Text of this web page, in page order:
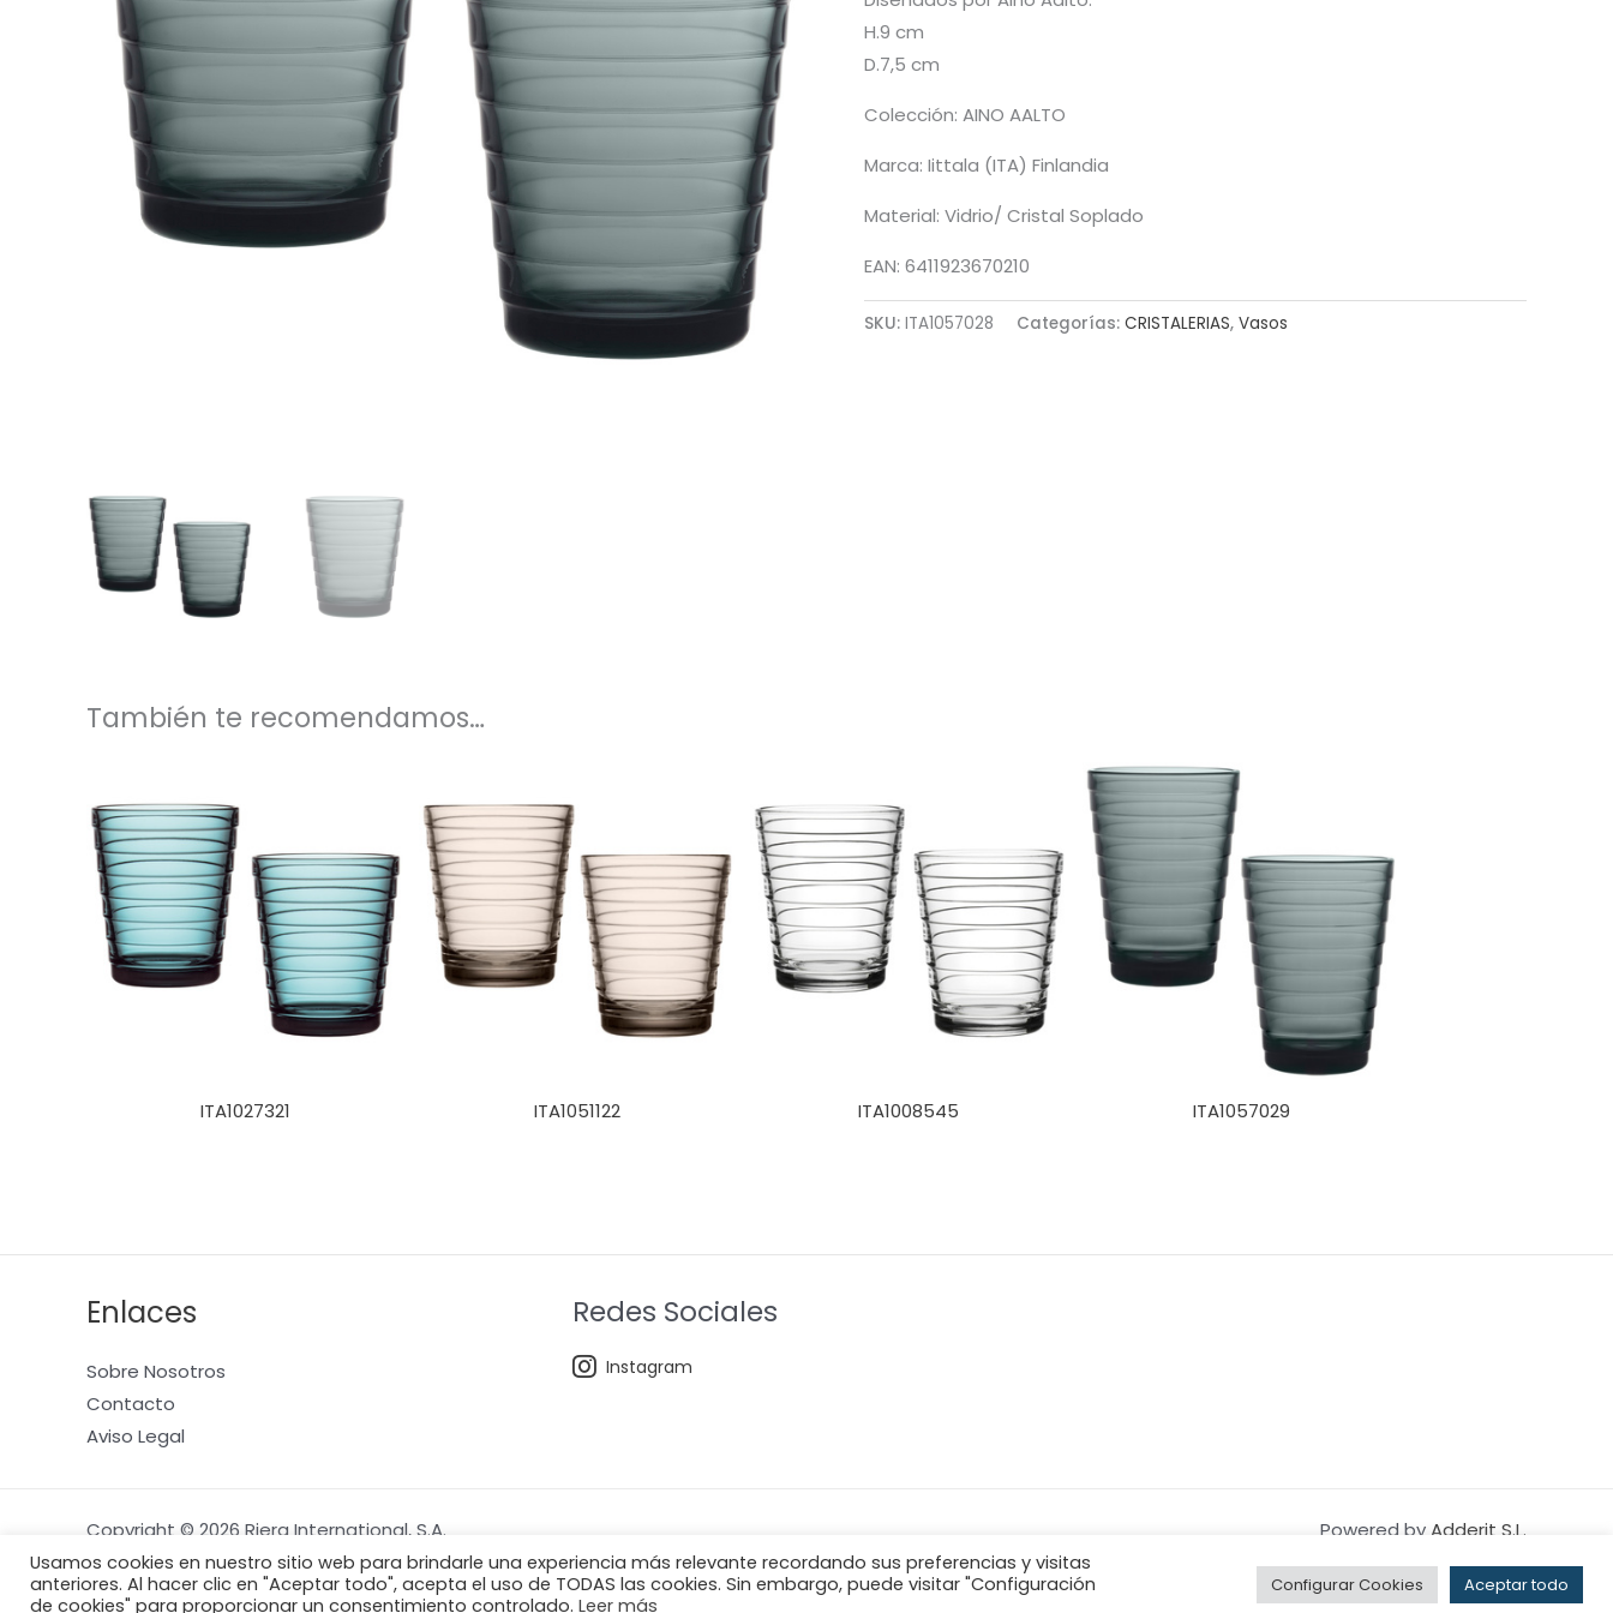
H.9 cm
D.7,5 cm
Colección: AINO AALTO
Marca: Iittala (ITA) Finlandia
Material: Vidrio/ Cristal Soplado
EAN: 6411923670210
SKU: ITA1057028 Categorías: CRISTALERIAS, Vasos
También te recomendamos…
ITA1027321 ITA1051122 ITA1008545 ITA1057029
Enlaces
Sobre Nosotros
Contacto
Aviso Legal
Redes Sociales
Instagram
Copyright © 2026 Riera International, S.A. Powered by Adderit S.L.
Usamos cookies en nuestro sitio web para brindarle una experiencia más relevante recordando sus preferencias y visitas
anteriores. Al hacer clic en "Aceptar todo", acepta el uso de TODAS las cookies. Sin embargo, puede visitar "Configuración
de cookies" para proporcionar un consentimiento controlado. Leer más
Configurar Cookies Aceptar todo